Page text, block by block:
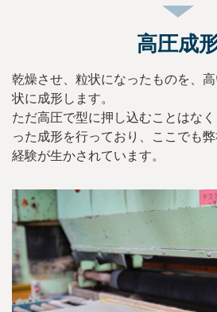
高圧成
乾燥させ、粒状になったものを、
状に成形します。
ただ高圧で型に押し込むことはな
った成形を行っており、ここでも
経験が生かされています。